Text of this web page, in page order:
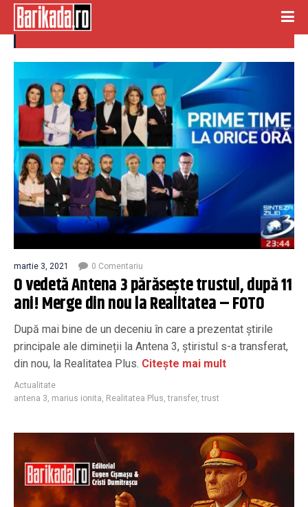
marius ionita
martie 3, 2021 0 Comentariu
O vedetă Antena 3 părăsește trustul, după 11
ani! Merge din nou la Realitatea – FOTO
După mai bine de un deceniu în care a prezentat știrile
principale ale dimineții la Antena 3, știristul s-a transferat,
din nou, la Realitatea Plus. Citește mai mult
Actualitate
antena 3, marius ionita, Realitatea Plus,transfer,trust